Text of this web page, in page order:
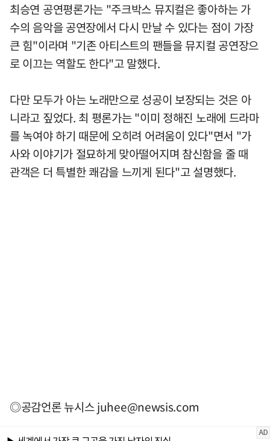
최승연 공연평론가는 "주크박스 뮤지컬은 좋아하는 가
수의 음악을 공연장에서 다시 만날 수 있다는 점이 가장
큰 힘"이라며 "기존 아티스트의 팬들을 뮤지컬 공연장으
로 이끄는 역할도 한다"고 말했다.
다만 모두가 아는 노래만으로 성공이 보장되는 것은 아
니라고 짚었다. 최 평론가는 "이미 정해진 노래에 드라마
를 녹여야 하기 때문에 오히려 어려움이 있다"면서 "가
사와 이야기가 절묘하게 맞아떨어지며 참신함을 줄 때
관객은 더 특별한 쾌감을 느끼게 된다"고 설명했다.
◎공감언론 뉴시스juhee@newsis.com